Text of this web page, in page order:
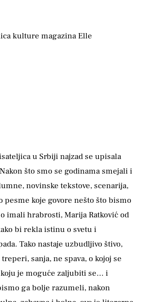
kulture magazina Elle
u Srbiji najzad se upisala
što smo se godinama smejali i
novinske tekstove, scenarija,
pesme koje govore nešto što bismo
imali hrabrosti, Marija Ratković od
bi rekla istinu o svetu i
Tako nastaje uzbudljivo štivo,
sanja, ne spava, o kojoj se
je moguće zaljubiti se… i
ga bolje razumeli, nakon